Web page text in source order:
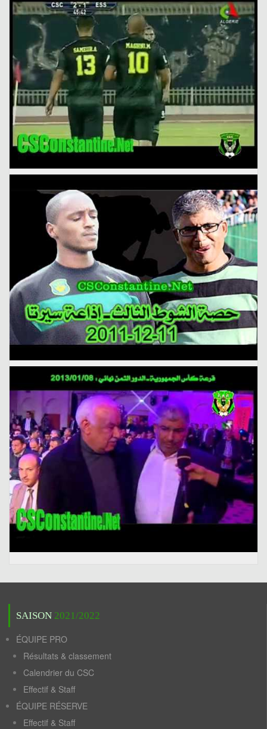
SAISON 2021/2022
ÉQUIPE PRO
Résultats & classement
Calendrier du CSC
Effectif & Staff
ÉQUIPE RÉSERVE
Effectif & Staff